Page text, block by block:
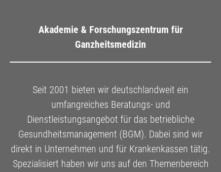
Akademie & Forschungszentrum für
Ganzheitsmedizin
Seit 2001 bieten wir deutschlandweit ein
umfangreiches Beratungs- und
Dienstleistungsangebot für das betriebliche
Gesundheitsmanagement (BGM). Dabei sind wir
direkt in Unternehmen und für Krankenkassen tätig.
Spezialisiert haben wir uns auf den Themenbereich